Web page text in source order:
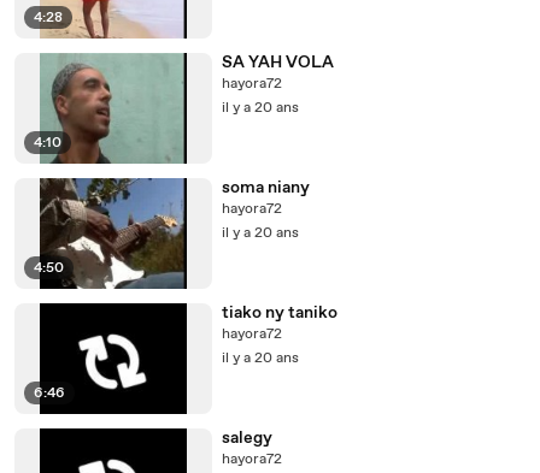
4:28
4:10
SA YAH VOLA
hayora72
il y a 20 ans
4:50
soma niany
hayora72
il y a 20 ans
6:46
tiako ny taniko
hayora72
il y a 20 ans
salegy
hayora72